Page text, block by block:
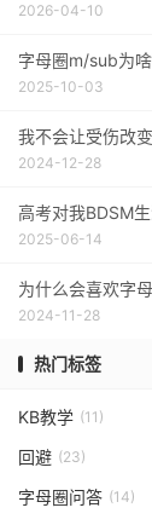
2026-04-10
字母圈m/sub为啥
2025-10-03
我不会让受伤改
2024-12-28
高考对我BDSM
2025-06-14
为什么会喜欢字母
2024-11-28
热门标签
KB教学 (11)
回避 (23)
字母圈问答 (14)